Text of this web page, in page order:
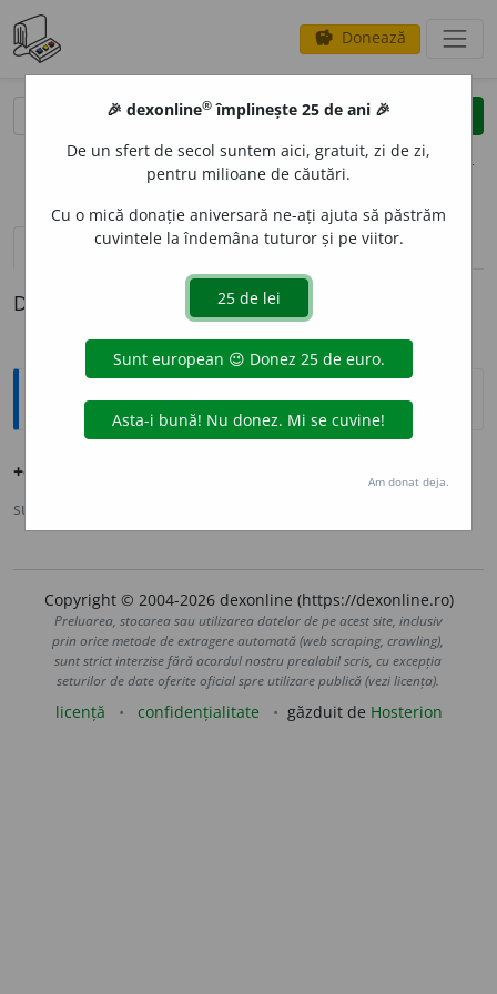
savings Donează
clear
opțiuni
definiții (1) pronunțievolume_up (50)
Definiția cu ID-ul 1261722:
Ortografice DOOM
+clar
sursa:
Copyright © 2004-2026 dexonline (https://dexonline.ro)
Preluarea, stocarea sau utilizarea datelor de pe acest site, inclusiv
prin orice metode de extragere automată (web scraping, crawling),
sunt strict interzise fără acordul nostru prealabil scris, cu excepția
seturilor de date oferite oficial spre utilizare publică (vezi licența).
licență confidențialitate găzduit de Hosterion
🎉 dexonline® împlinește 25 de ani 🎉
De un sfert de secol suntem aici, gratuit, zi de zi,
pentru milioane de căutări.
Cu o mică donație aniversară ne-ați ajuta să păstrăm
cuvintele la îndemâna tuturor și pe viitor.
Am donat deja.